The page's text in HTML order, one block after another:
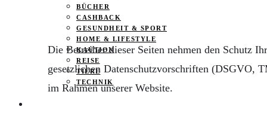
BÜCHER
CASHBACK
GESUNDHEIT & SPORT
HOME & LIFESTYLE
KAUTION
REISE
TIERE
TECHNIK
Die Betreiber dieser Seiten nehmen den Schutz
gesetzlichen Datenschutzvorschriften (DSGVO,
im Rahmen unserer Website.